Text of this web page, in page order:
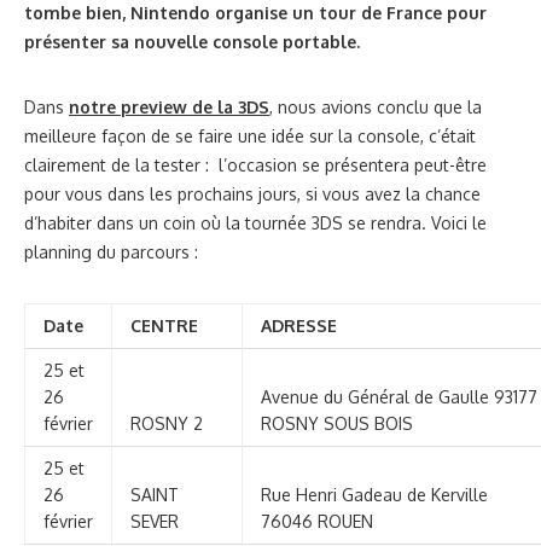
tombe bien, Nintendo organise un tour de France pour
présenter sa nouvelle console portable.
Dans notre preview de la 3DS, nous avions conclu que la
meilleure façon de se faire une idée sur la console, c’était
clairement de la tester : l’occasion se présentera peut-être
pour vous dans les prochains jours, si vous avez la chance
d’habiter dans un coin où la tournée 3DS se rendra. Voici le
planning du parcours :
Date CENTRE ADRESSE
25 et
26
février
ROSNY 2
Avenue du Général de Gaulle 93177
ROSNY SOUS BOIS
25 et
26
février
SAINT
SEVER
Rue Henri Gadeau de Kerville
76046 ROUEN